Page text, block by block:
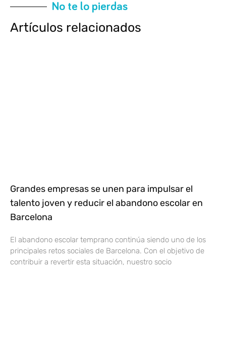
No te lo pierdas
Artículos relacionados
Grandes empresas se unen para impulsar el
talento joven y reducir el abandono escolar en
Barcelona
El abandono escolar temprano continúa siendo uno de los
principales retos sociales de Barcelona. Con el objetivo de
contribuir a revertir esta situación, nuestro socio